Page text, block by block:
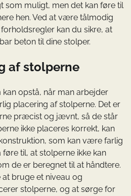
som muligt, men det kan føre til
hen. Ved at være tålmodig
kan du sikre, at
beton til dine stolper.
af stolperne
opstå, når man arbejder
placering af stolperne. Det er
præcist og jævnt, så de står
ikke placeres korrekt, kan
som kan være farlig
til, at stolperne ikke kan
de er beregnet til at håndtere.
bruge et niveau og
stolperne, og at sørge for